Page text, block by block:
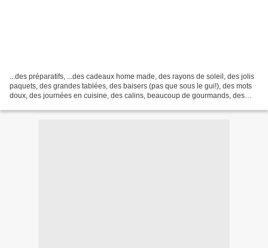
...des préparatifs, ...des cadeaux home made, des rayons de soleil, des jolis
paquets, des grandes tablées, des baisers (pas que sous le gui!), des mots
doux, des journées en cuisine, des calins, beaucoup de gourmands, des